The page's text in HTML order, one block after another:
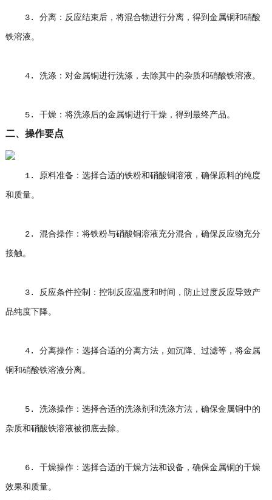
3. 分离：反应结束后，将混合物进行分离，得到金属铜和硝酸
铁溶液。
4. 洗涤：对金属铜进行洗涤，去除其中的杂质和硝酸铁溶液。
5. 干燥：将洗涤后的金属铜进行干燥，得到最终产品。
二、操作要点
1. 原料准备：选择合适的铁粉和硝酸铜溶液，确保原料的纯度
和质量。
2. 混合操作：将铁粉与硝酸铜溶液充分混合，确保反应物充分
接触。
3. 反应条件控制：控制反应温度和时间，防止过度反应导致产
品纯度下降。
4. 分离操作：选择合适的分离方法，如沉降、过滤等，将金属
铜和硝酸铁溶液分离。
5. 洗涤操作：选择合适的洗涤剂和洗涤方法，确保金属铜中的
杂质和硝酸铁溶液被彻底去除。
6. 干燥操作：选择合适的干燥方法和设备，确保金属铜的干燥
效果和质量。